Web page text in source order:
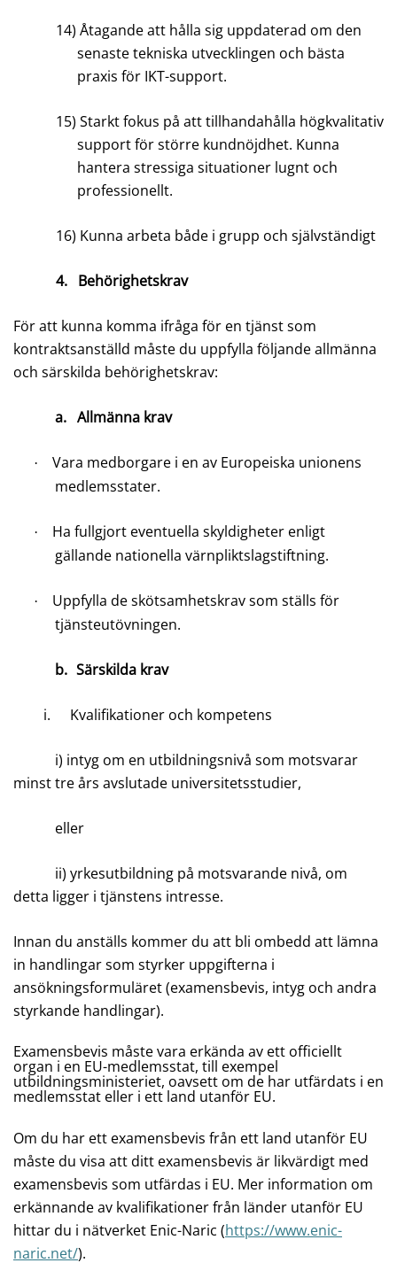
14) Åtagande att hålla sig uppdaterad om den
senaste tekniska utvecklingen och bästa
praxis för IKT-support.
15) Starkt fokus på att tillhandahålla högkvalitativ
support för större kundnöjdhet. Kunna
hantera stressiga situationer lugnt och
professionellt.
16) Kunna arbeta både i grupp och självständigt
4. Behörighetskrav
För att kunna komma ifråga för en tjänst som
kontraktsanställd måste du uppfylla följande allmänna
och särskilda behörighetskrav:
a. Allmänna krav
·
Vara medborgare i en av Europeiska unionens
medlemsstater.
·
Ha fullgjort eventuella skyldigheter enligt
gällande nationella värnpliktslagstiftning.
·
Uppfylla de skötsamhetskrav som ställs för
tjänsteutövningen.
b. Särskilda krav
i. Kvalifikationer och kompetens
i) intyg om en utbildningsnivå som motsvarar
minst tre års avslutade universitetsstudier,
eller
ii) yrkesutbildning på motsvarande nivå, om
detta ligger i tjänstens intresse.
Innan du anställs kommer du att bli ombedd att lämna
in handlingar som styrker uppgifterna i
ansökningsformuläret (examensbevis, intyg och andra
styrkande handlingar).
Examensbevis måste vara erkända av ett officiellt
organ i en EU-medlemsstat, till exempel
utbildningsministeriet, oavsett om de har utfärdats i en
medlemsstat eller i ett land utanför EU.
Om du har ett examensbevis från ett land utanför EU
måste du visa att ditt examensbevis är likvärdigt med
examensbevis som utfärdas i EU. Mer information om
erkännande av kvalifikationer från länder utanför EU
hittar du i nätverket Enic-Naric (https://www.enic-
naric.net/).